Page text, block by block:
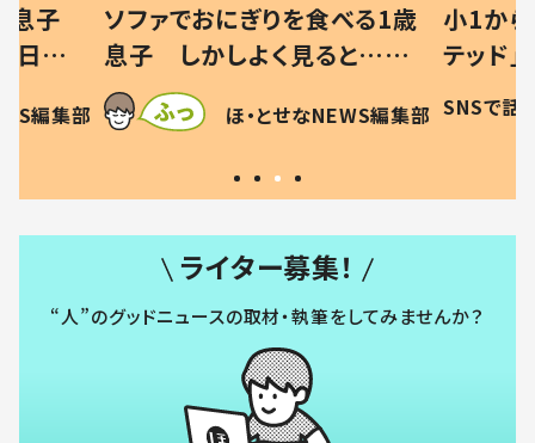
息子
記に
編集部
ソファでおにぎりを食べる1歳
息子 しかしよく見ると…母
「！？」すべてを察した母の投稿
に「可愛いから許す！」「現行
ほ・とせなNEWS編集部
小1から
テッド
食”を
和の親
SNSで話
ライター募集！
“人”のグッドニュースの取材・執筆をしてみませんか？